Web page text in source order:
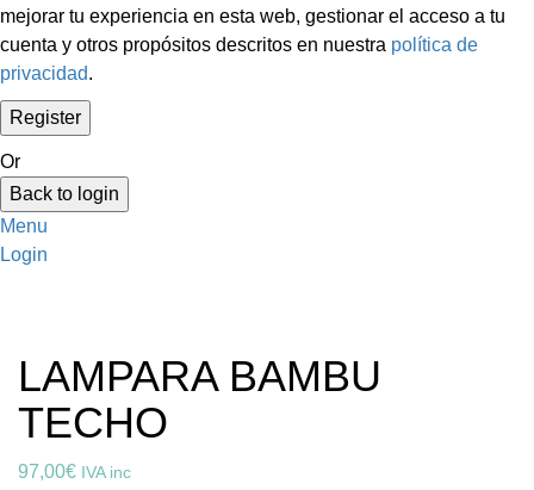
mejorar tu experiencia en esta web, gestionar el acceso a tu
cuenta y otros propósitos descritos en nuestra política de
privacidad.
Or
Back to login
Menu
Login
LAMPARA BAMBU
TECHO
97,00€ IVA inc